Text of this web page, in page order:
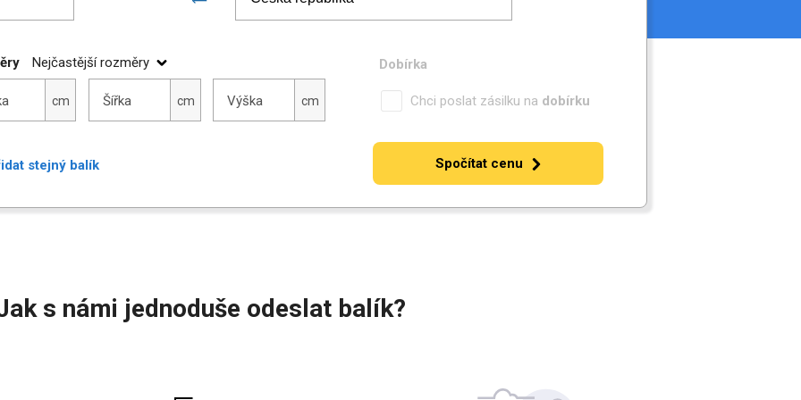
Nejčastější rozměry
cm Šířka cm Výška cm
Dobírka
Chci poslat zásilku na dobírku
stejný balík Spočítat cenu
s námi jednoduše odeslat balík?